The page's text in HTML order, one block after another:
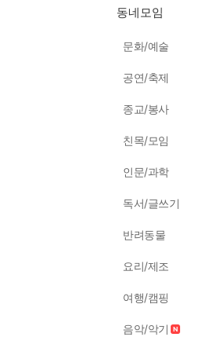
동네모임
문화/예술
공연/축제
종교/봉사
친목/모임
인문/과학
독서/글쓰기
반려동물
요리/제조
여행/캠핑
음악/악기